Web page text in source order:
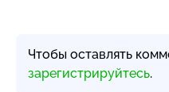
Чтобы оставлять
зарегистрируйтесь.